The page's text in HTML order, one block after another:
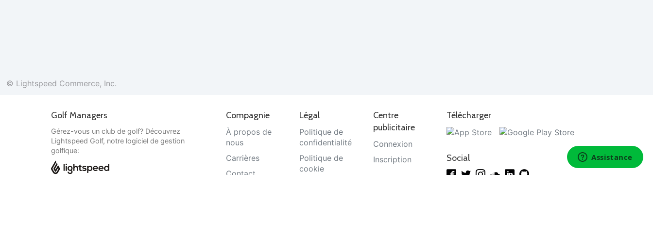
© Lightspeed Commerce, Inc.
Golf Managers
Gérez-vous un club de golf? Découvrez
Lightspeed Golf, notre logiciel de gestion
golfique:
Compagnie
À propos de
nous
Carrières
Contact
Légal
Politique de
confidentialité
Politique de
cookie
Centre
publicitaire
Connexion
Inscription
Télécharger
Social